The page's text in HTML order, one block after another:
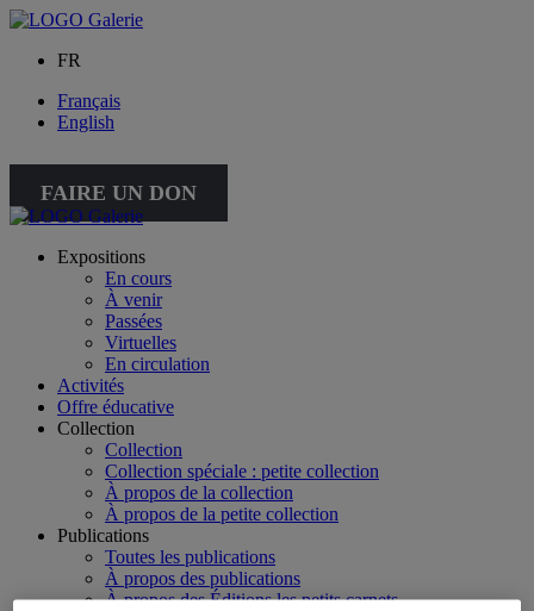
FR
Français
English
FAIRE UN DON
Expositions
En cours
À venir
Passées
Virtuelles
En circulation
Activités
Offre éducative
Collection
Collection
Collection spéciale : petite collection
À propos de la collection
À propos de la petite collection
Publications
Toutes les publications
À propos des publications
À propos des Éditions les petits carnets